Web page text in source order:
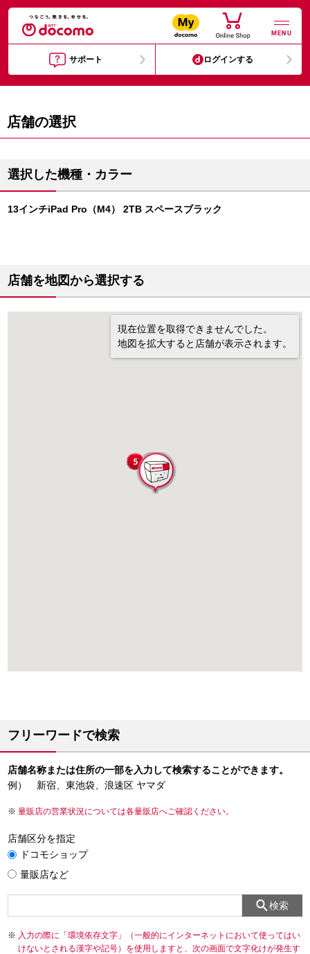
MENU
サポート ログインする
店舗の選択
選択した機種・カラー
13インチiPad Pro（M4） 2TB スペースブラック
店舗を地図から選択する
現在位置を取得できませんでした。
地図を拡大すると店舗が表示されます。
フリーワードで検索
店舗名称または住所の一部を入力して検索することができます。
例） 新宿、東池袋、浪速区 ヤマダ
量販店の営業状況については各量販店へご確認ください。
店舗区分を指定
ドコモショップ
量販店など
検索
入力の際に「環境依存文字」（一般的にインターネットにおいて使ってはい
けないとされる漢字や記号）を使用しますと、次の画面で文字化けが発生す